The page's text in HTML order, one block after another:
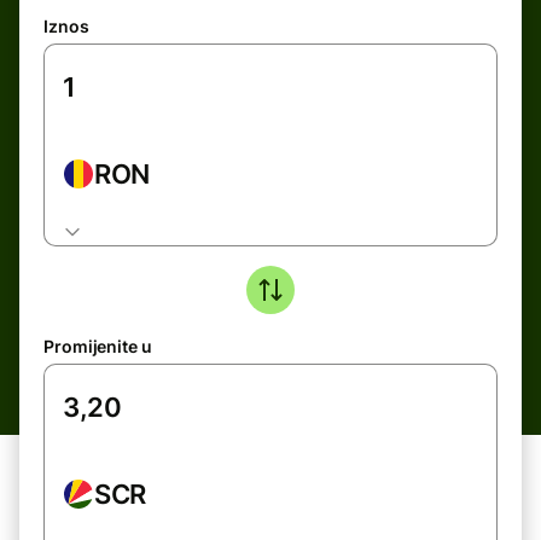
Iznos
RON
Promijenite u
SCR